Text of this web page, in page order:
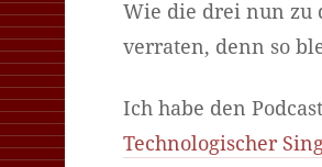
Wie die drei nun zu
verraten, denn so
Ich habe den
Technologischer